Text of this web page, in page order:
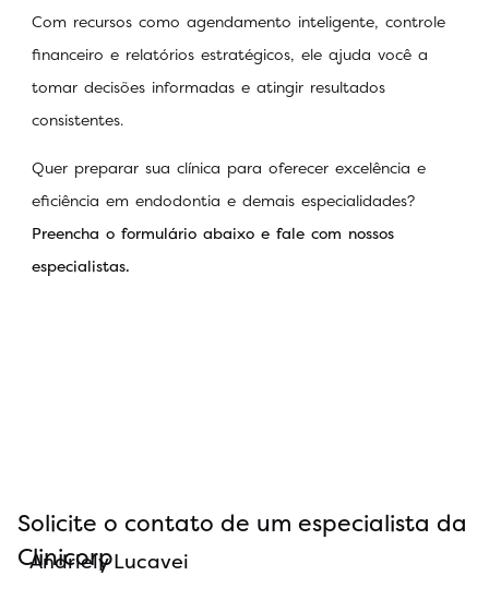
Com recursos como agendamento inteligente, controle
financeiro e relatórios estratégicos, ele ajuda você a
tomar decisões informadas e atingir resultados
consistentes.
Quer preparar sua clínica para oferecer excelência e
eficiência em endodontia e demais especialidades?
Preencha o formulário abaixo e fale com nossos
especialistas.
Solicite o contato de um especialista da
Clinicorp
Andriely Lucavei